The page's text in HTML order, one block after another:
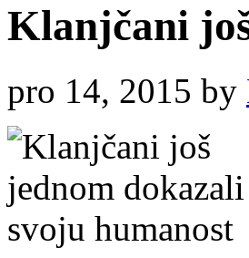
Klanjčani
pro 14, 2015 by